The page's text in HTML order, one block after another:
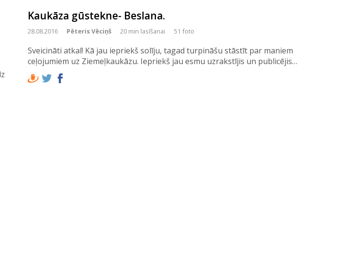
Kaukāza gūstekne- Beslana.
28.08.2016 Pēteris Vēciņš 20 min lasīšanai 51 foto
Sveicināti atkal! Kā jau iepriekš solīju, tagad turpināšu stāstīt par maniem
ceļojumiem uz Ziemeļkaukāzu. Iepriekš jau esmu uzrakstījis un publicējis…